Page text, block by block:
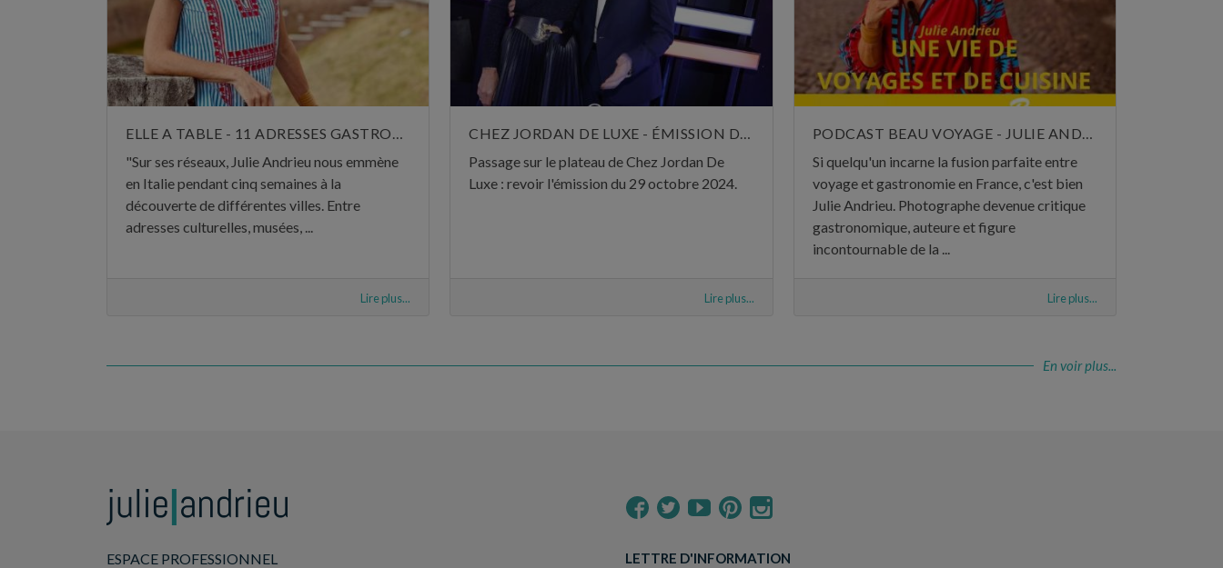
"Sur ses réseaux, Julie Andrieu nous emmène
en Italie pendant cinq semaines à la
découverte de différentes villes. Entre
adresses culturelles, musées, ...
Lire plus...
Passage sur le plateau de Chez Jordan De
Luxe : revoir l'émission du 29 octobre 2024.
Lire plus...
Si quelqu'un incarne la fusion parfaite entre
voyage et gastronomie en France, c'est bien
Julie Andrieu. Photographe devenue critique
gastronomique, auteure et figure
incontournable de la ...
Lire plus...
En voir plus...
ESPACE PROFESSIONNEL LETTRE D'INFORMATION